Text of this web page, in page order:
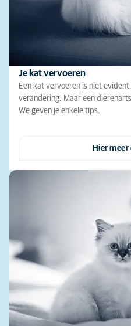
Je kat vervoeren
Een kat vervoeren is niet
verandering. Maar een
We geven je enkele tips.
Hier